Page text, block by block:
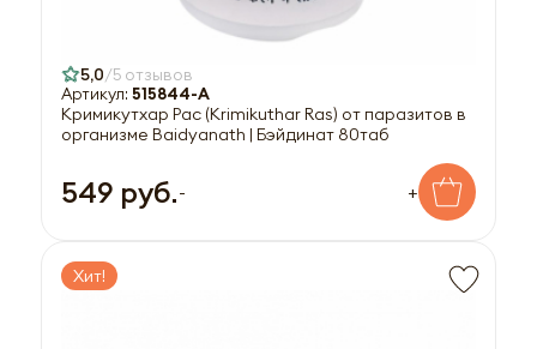
5,0 5 отзывов
Артикул: 515844-A
Кримикутхар Рас (Krimikuthar Ras) от паразитов в
организме Baidyanath | Бэйдинат 80таб
549 руб.- +
Хит!